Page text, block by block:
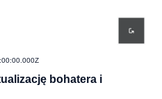
bohatera i